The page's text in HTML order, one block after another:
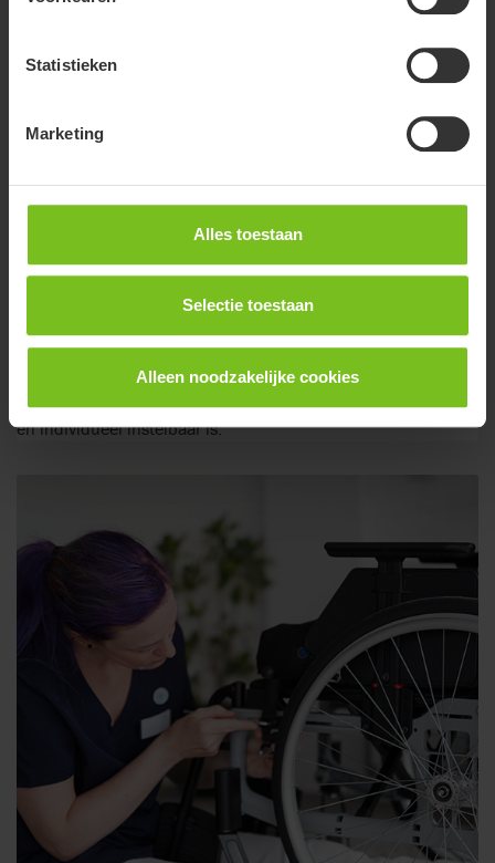
Statistieken
Marketing
Alles toestaan
Selectie toestaan
Alleen noodzakelijke cookies
Kantelrolstoel
Kantelrolstoel die maximale activiteit of ondersteuning biedt
en individueel instelbaar is.